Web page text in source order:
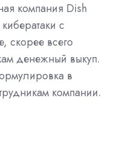
компания Dish
с
скорее всего
денежный выкуп.
в
компании.